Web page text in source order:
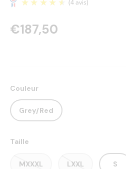
€187,50
Couleur
Grey/Red
Taille
MXXXL LXXL S